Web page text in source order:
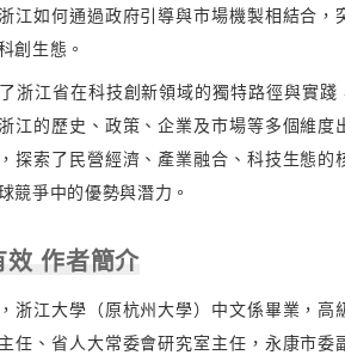
江如何通過政府引導與市場機製相結合，
創生態。
浙江省在科技創新領域的獨特路徑與實踐
江的歷史、政策、企業及市場等多個維
探索了民營經濟、產業融合、科技生態
競爭中的優勢與潛力。
效 作者簡介
浙江大學（原杭州大學）中文係畢業，
任、省人大常委會研究室主任，永康市委